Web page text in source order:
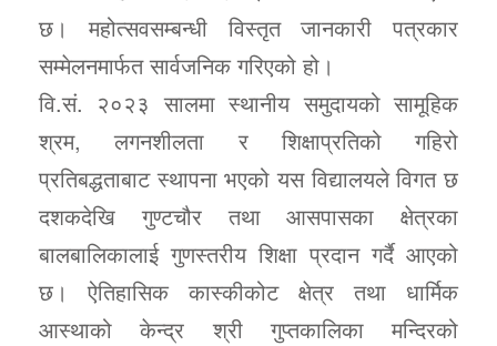
छ। महोत्सवसम्बन्धी विस्तृत जानकारी पत्रकार
सम्मेलनमार्फत सार्वजनिक गरिएको हो।
वि.सं. २०२३ सालमा स्थानीय समुदायको सामूहिक
श्रम, लगनशीलता र शिक्षाप्रतिको गहिरो
प्रतिबद्धताबाट स्थापना भएको यस विद्यालयले विगत छ
दशकदेखि गुण्टचौर तथा आसपासका क्षेत्रका
बालबालिकालाई गुणस्तरीय शिक्षा प्रदान गर्दै आएको
छ। ऐतिहासिक कास्कीकोट क्षेत्र तथा धार्मिक
आस्थाको केन्द्र श्री गुप्तकालिका मन्दिरको